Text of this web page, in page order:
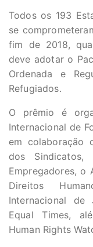
Todos os 193
se
fim de 2018,
deve adotar o
Ordenada e
Refugiados.
O prêmio é
Internacional de
em colaboração
dos Sindicatos,
Empregadores, o
Direitos
Internacional
Equal Times,
Human Rights